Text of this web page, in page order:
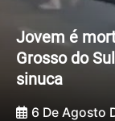
Jovem é
Grosso do
sinuca
6 De Agosto